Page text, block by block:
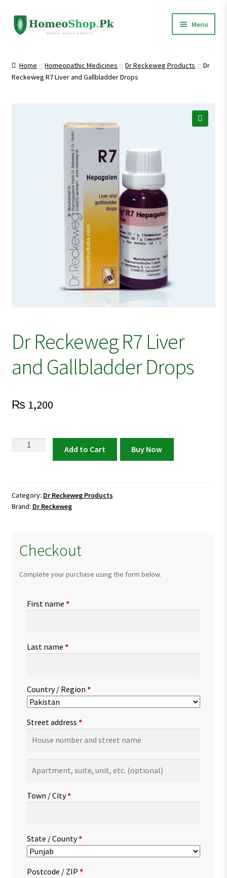
Skip
to
Skip
to
Menu
Shop All
Homeopathic Medicines
Home Homeopathic Medicines Dr Reckeweg Products
Dr
Reckeweg R7 Liver and Gallbladder Drops
Dr Reckeweg R7 Liver
and Gallbladder Drops
₨ 1,200
and
Gallbladder
Add to Cart Buy Now
Category: Dr Reckeweg Products
Brand: Dr Reckeweg
Checkout
Complete your purchase using the form below.
First name *
Last name *
Country / Region *
Street address *
suite,
etc.(optional)
Town / City*
State / County*
Postcode / ZIP *